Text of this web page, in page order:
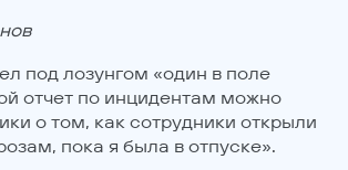
под лозунгом «один в поле
отчет по инцидентам можно
о том, как сотрудники открыли
пока я была в отпуске».